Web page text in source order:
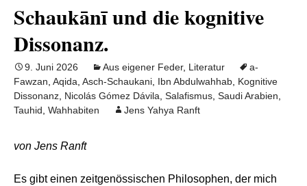
Schaukānī und die kognitive
Dissonanz.
9. Juni 2026 Aus eigener Feder, Literatur
a-
Fawzan Aqida Asch-Schaukani Ibn Abdulwahhab Kognitive
Dissonanz Nicolás Gómez Dávila Salafismus Saudi Arabien
Tauhid Wahhabiten Jens Yahya Ranft
von Jens Ranft
Es gibt einen zeitgenössischen Philosophen, der mich